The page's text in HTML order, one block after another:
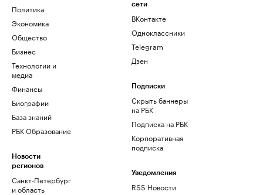
Политика
Экономика
Общество
Бизнес
Технологии и
медиа
Финансы
Биографии
База знаний
РБК Образование
Новости
регионов
Санкт-Петербург
и область
сети
ВКонтакте
Одноклассники
Telegram
Дзен
Подписки
Скрыть баннеры
на РБК
Подписка на РБК
Корпоративная
подписка
Уведомления
RSS Новости